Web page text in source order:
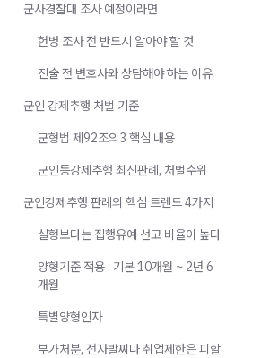
군사경찰대 조사 예정이라면
헌병 조사 전 반드시 알아야 할 것
진술 전 변호사와 상담해야 하는 이유
군인 강제추행 처벌 기준
군형법 제92조의3 핵심 내용
군인등강제추행 최신판례, 처벌수위
군인강제추행 판례의 핵심 트렌드 4가지
실형보다는 집행유예 선고 비율이 높다
양형기준 적용 : 기본 10개월 ~ 2년 6
개월
특별양형인자
부가처분, 전자발찌나 취업제한은 피할